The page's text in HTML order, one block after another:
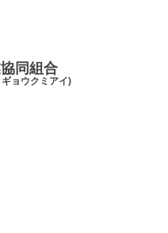
同組合
ョウクミアイ)